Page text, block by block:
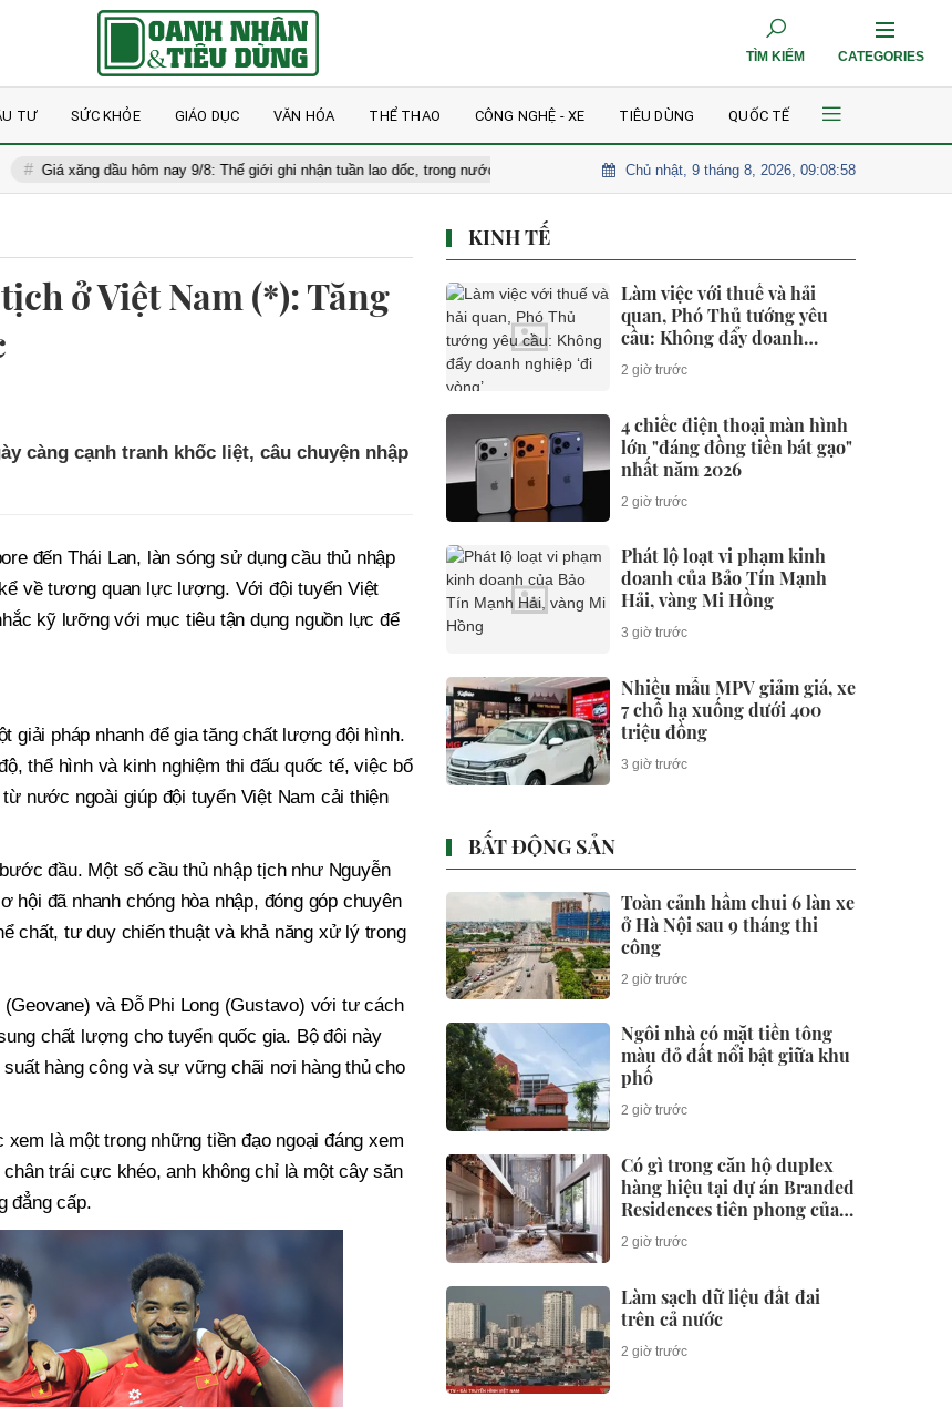
TÌM KIẾM CATEGORIES
TƯ SỨC KHỎE GIÁO DỤC VĂN HÓA THỂ THAO CÔNG NGHỆ - XE TIÊU DÙNG QUỐC TẾ
xăng dầu hôm nay 9/8: Thế giới ghi nhận tuần lao dốc, trong nước giảm Tăng cường cảnh báo tại công trường đường Phú Túc - Hoàng
Chủ nhật, 9 tháng 8, 2026, 09:09:00
ở Việt Nam (*): Tăng
càng cạnh tranh khốc liệt, câu chuyện nhập
đến Thái Lan, làn sóng sử dụng cầu thủ nhập
về tương quan lực lượng. Với đội tuyển Việt
kỹ lưỡng với mục tiêu tận dụng nguồn lực để
giải pháp nhanh để gia tăng chất lượng đội hình.
thể hình và kinh nghiệm thi đấu quốc tế, việc bổ
nước ngoài giúp đội tuyển Việt Nam cải thiện
đầu. Một số cầu thủ nhập tịch như Nguyễn
đã nhanh chóng hòa nhập, đóng góp chuyên
chất, tư duy chiến thuật và khả năng xử lý trong
và Đỗ Phi Long (Gustavo) với tư cách
chất lượng cho tuyển quốc gia. Bộ đôi này
hàng công và sự vững chãi nơi hàng thủ cho
là một trong những tiền đạo ngoại đáng xem
trái cực khéo, anh không chỉ là một cây săn
đẳng cấp.
KINH TẾ
Làm việc với thuế và hải
quan, Phó Thủ tướng yêu
cầu: Không đẩy doanh
nghiệp ‘đi vòng’
2 giờ trước
4 chiếc điện thoại màn hình
lớn "đáng đồng tiền bát gạo"
nhất năm 2026
2 giờ trước
Phát lộ loạt vi phạm kinh
doanh của Bảo Tín Mạnh
Hải, vàng Mi Hồng
3 giờ trước
Nhiều mẫu MPV giảm giá, xe
7 chỗ hạ xuống dưới 400
triệu đồng
3 giờ trước
BẤT ĐỘNG SẢN
Toàn cảnh hầm chui 6 làn xe
ở Hà Nội sau 9 tháng thi
công
2 giờ trước
Ngôi nhà có mặt tiền tông
màu đỏ đất nổi bật giữa khu
phố
2 giờ trước
Có gì trong căn hộ duplex
hàng hiệu tại dự án Branded
Residences tiên phong của
KĐT Ciputra?
2 giờ trước
Làm sạch dữ liệu đất đai
trên cả nước
2 giờ trước